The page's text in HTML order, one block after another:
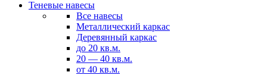
Теневые навесы
Все навесы
Металлический каркас
Деревянный каркас
до 20 кв.м.
20 — 40 кв.м.
от 40 кв.м.